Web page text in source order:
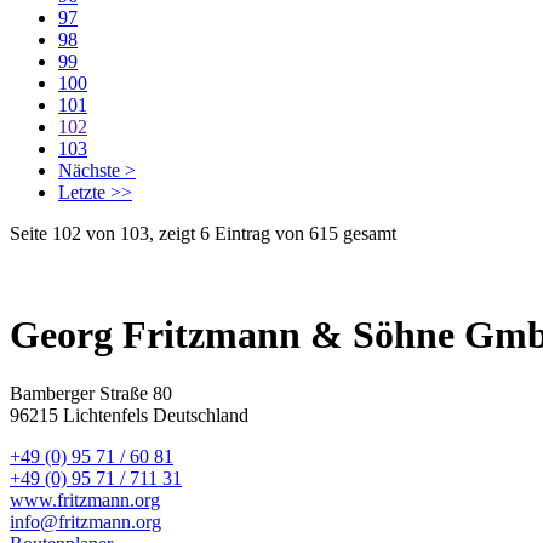
97
98
99
100
101
102
103
Nächste >
Letzte >>
Seite 102 von 103, zeigt 6 Eintrag von 615 gesamt
Georg Fritzmann & Söhne
Bamberger Straße 80
96215 Lichtenfels Deutschland
+49 (0) 95 71 / 60 81
+49 (0) 95 71 / 711 31
www.fritzmann.org
info@fritzmann.org